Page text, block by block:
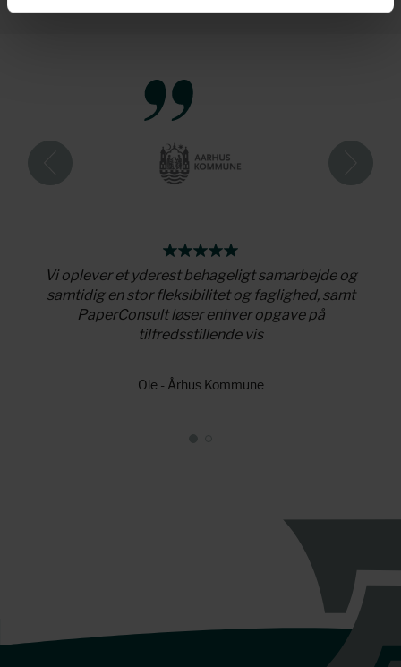
Vi oplever et yderest behageligt samarbejde og
samtidig en stor fleksibilitet og faglighed, samt
PaperConsult løser enhver opgave på
tilfredsstillende vis
Ole - Århus Kommune